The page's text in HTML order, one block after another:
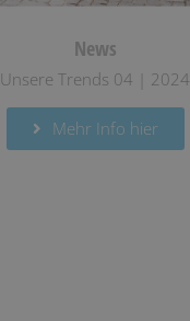
News
Unsere Trends 04 | 2024
Mehr Info hier